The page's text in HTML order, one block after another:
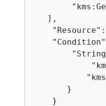
   ],
       }
    }